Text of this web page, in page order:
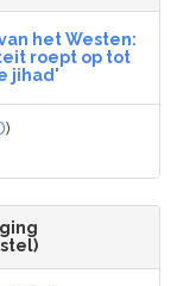
het Westen:
roept op tot
jihad'
)